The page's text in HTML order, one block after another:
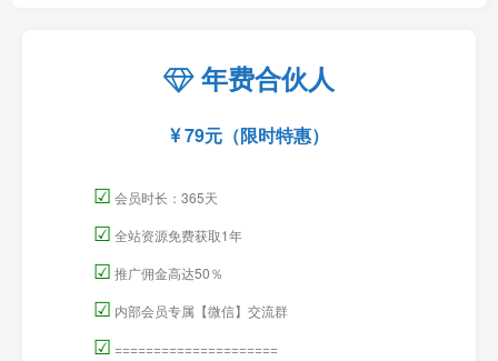
年费合伙人
79元（限时特惠）
☑ 会员时长：365天
☑ 全站资源免费获取1年
☑ 推广佣金高达50％
☑ 内部会员专属【微信】交流群
☑ =====================